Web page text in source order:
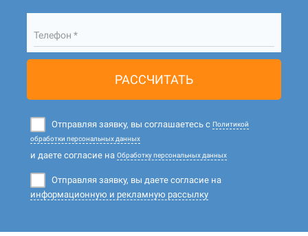
Телефон *
РАССЧИТАТЬ
Отправляя заявку, вы соглашаетесь с Политикой
обработки персональных данных
и даете согласие на Обработку персональных данных
Отправляя заявку, вы даете согласие на
информационную и рекламную рассылку